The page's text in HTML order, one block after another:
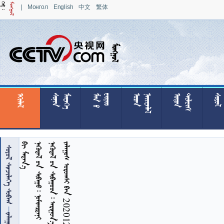
| Монгол English 中文 繁体
 








  







  









  







  












  

            20201217